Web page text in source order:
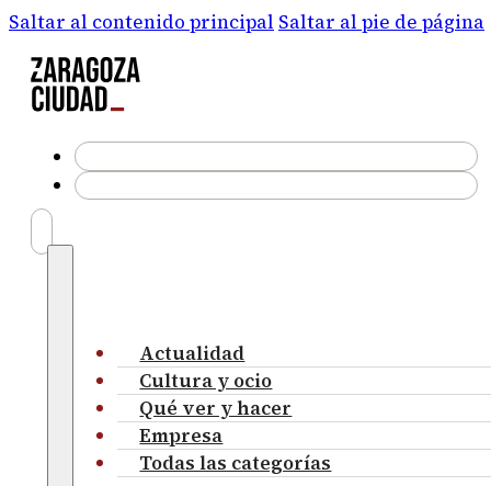
Saltar al contenido principal Saltar al pie de página
Actualidad
Cultura y ocio
Qué ver y hacer
Empresa
Todas las categorías